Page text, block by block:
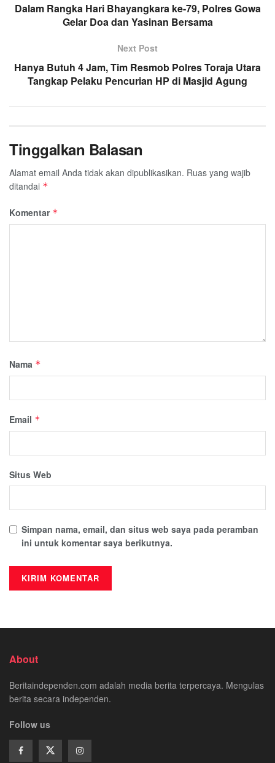
Dalam Rangka Hari Bhayangkara ke-79, Polres Gowa
Gelar Doa dan Yasinan Bersama
Next Post
Hanya Butuh 4 Jam, Tim Resmob Polres Toraja Utara
Tangkap Pelaku Pencurian HP di Masjid Agung
Tinggalkan Balasan
Alamat email Anda tidak akan dipublikasikan. Ruas yang wajib
ditandai *
Komentar *
Nama *
Email *
Situs Web
Simpan nama, email, dan situs web saya pada peramban
ini untuk komentar saya berikutnya.
About
Beritaindependen.com adalah media berita terpercaya. Mengulas
berita secara independen.
Follow us